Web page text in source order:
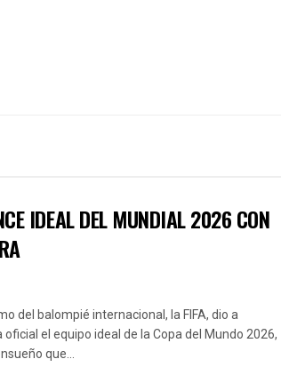
IDEAL DEL MUNDIAL 2026 CON
del balompié internacional, la FIFA, dio a
el equipo ideal de la Copa del Mundo 2026,
que...